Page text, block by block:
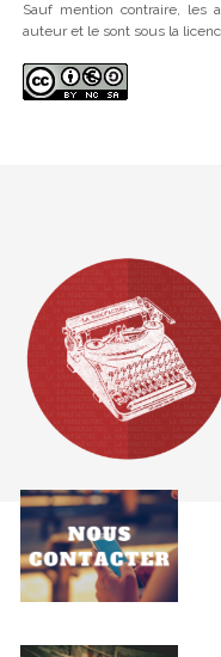
Sauf mention contraire, les
auteur et le sont sous la